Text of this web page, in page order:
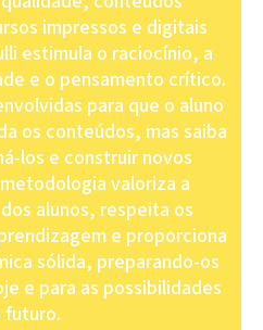
impressos e digitais
estimula o raciocínio, a
e o pensamento crítico.
para que o aluno
os conteúdos, mas saiba
los e construir novos
valoriza a
alunos, respeita os
e proporciona
sólida, preparando-os
e para as possibilidades
futuro.